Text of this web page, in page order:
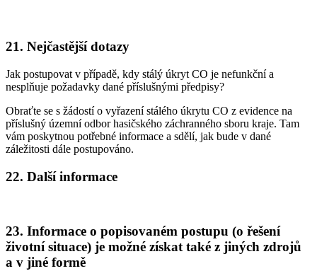
21. Nejčastější dotazy
Jak postupovat v případě, kdy stálý úkryt CO je nefunkční a
nesplňuje požadavky dané příslušnými předpisy?
Obraťte se s žádostí o vyřazení stálého úkrytu CO z evidence na
příslušný územní odbor hasičského záchranného sboru kraje. Tam
vám poskytnou potřebné informace a sdělí, jak bude v dané
záležitosti dále postupováno.
22. Další informace
23. Informace o popisovaném postupu (o řešení
životní situace) je možné získat také z jiných zdrojů
a v jiné formě